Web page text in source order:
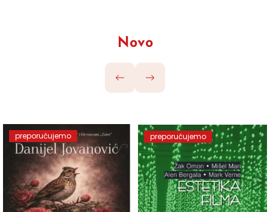
Novo
preporučujemo preporučujemo